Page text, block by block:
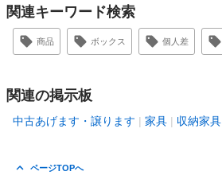
関連キーワード検索
商品 ボックス 個人差
関連の掲示板
中古あげます・譲ります 家具 収納家具
ページTOPへ